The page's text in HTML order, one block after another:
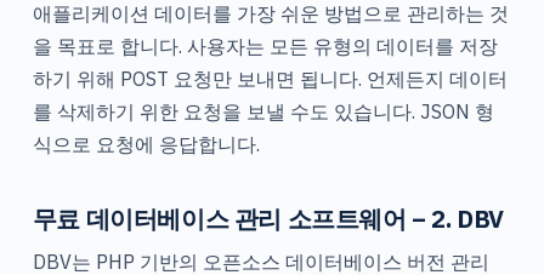
애플리케이션 데이터를 가장 쉬운 방법으로 관리하는 것
을 목표로 합니다. 사용자는 모든 유형의 데이터를 저장
하기 위해 POST 요청만 보내면 됩니다. 언제든지 데이터
를 삭제하기 위한 요청을 보낼 수도 있습니다. JSON 형
식으로 요청에 응답합니다.
무료 데이터베이스 관리 소프트웨어 – 2. DBV
DBV는 PHP 기반의 오픈소스 데이터베이스 버전 관리